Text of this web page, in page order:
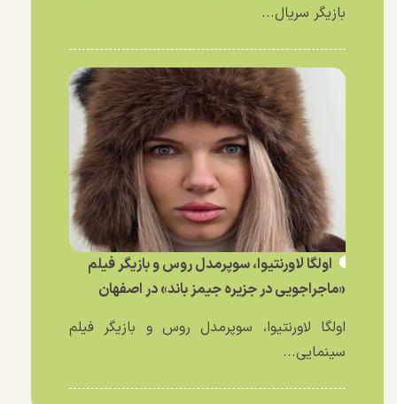
بازیگر سریال...
اولگا لاورنتیوا، سوپرمدل روس و بازیگر فیلم
«ماجراجویی در جزیره جیمز باند» در اصفهان
اولگا لاورنتیوا، سوپرمدل روس و بازیگر فیلم
سینمایی...